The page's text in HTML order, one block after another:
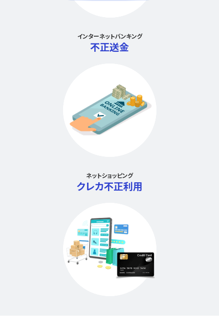
インターネットバンキング
不正送金
ネットショッピング
クレカ不正利用